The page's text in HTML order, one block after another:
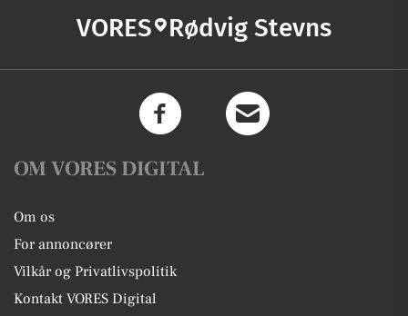
VORES Rødvig Stevns
OM VORES DIGITAL
Om os
For annoncører
Vilkår og Privatlivspolitik
Kontakt VORES Digital